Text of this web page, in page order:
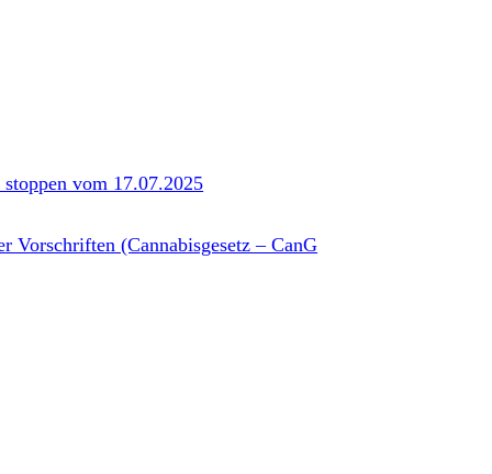
vom 17.07.2025
Vorschriften (Cannabisgesetz – CanG